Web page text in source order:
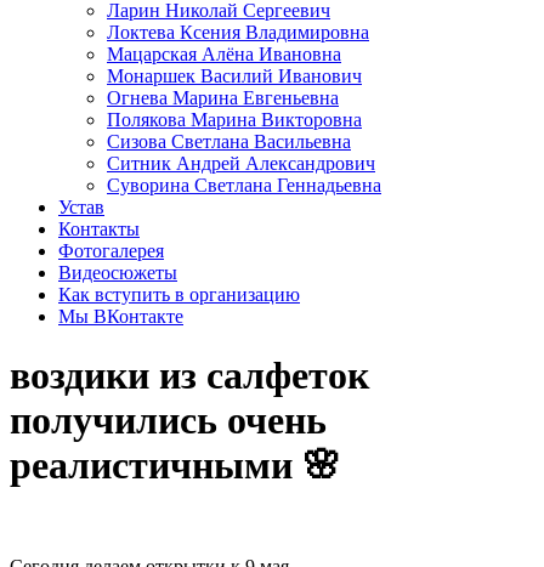
Ларин Николай Сергеевич
Локтева Ксения Владимировна
Мацарская Алёна Ивановна
Монаршек Василий Иванович
Огнева Марина Евгеньевна
Полякова Марина Викторовна
Сизова Светлана Васильевна
Ситник Андрей Александрович
Суворина Светлана Геннадьевна
Устав
Контакты
Фотогалерея
Видеосюжеты
Как вступить в организацию
Мы ВКонтакте
воздики из салфеток
получились очень
реалистичными 🌸